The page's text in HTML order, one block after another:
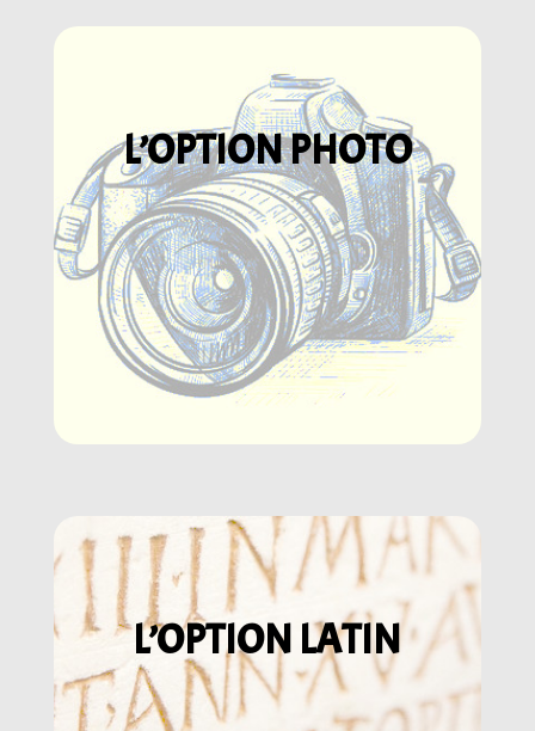
L’OPTION PHOTO
L’OPTION LATIN